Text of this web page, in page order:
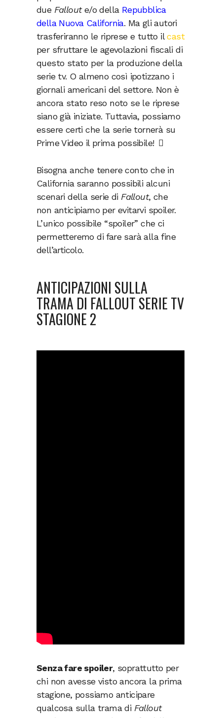
due Falloute/o della Repubblica
della Nuova California. Ma gli autori
trasferiranno le riprese e tutto ilcast
per sfruttare le agevolazioni fiscali di
questo stato per la produzione della
serie tv. O almeno così ipotizzano i
giornali americani del settore. Non è
ancora stato reso noto se le riprese
siano già iniziate. Tuttavia, possiamo
essere certi che la serie tornerà su
Prime Video il prima possibile!
Bisogna anche tenere conto che in
California saranno possibili alcuni
scenari della serie di Fallout, che
non anticipiamo per evitarvi spoiler.
L’unico possibile “spoiler” che ci
permetteremo di fare sarà alla fine
dell’articolo.
ANTICIPAZIONI SULLA
TRAMA DI FALLOUT SERIE TV
STAGIONE 2
Senza fare spoiler, soprattutto per
chi non avesse visto ancora la prima
stagione, possiamo anticipare
qualcosa sulla trama di Fallout